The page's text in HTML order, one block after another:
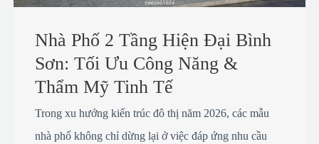
Nhà Phố 2 Tầng Hiện Đại Bình
Sơn: Tối Ưu Công Năng &
Thẩm Mỹ Tinh Tế
Trong xu hướng kiến trúc đô thị năm 2026, các mẫu
nhà phố không chỉ dừng lại ở việc đáp ứng nhu cầu